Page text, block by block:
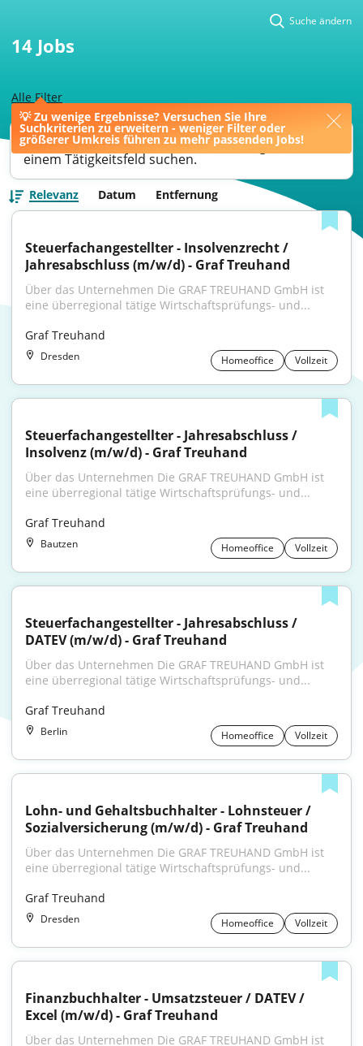
💡 Zu wenige Ergebnisse? Versuchen Sie Ihre
Suchkriterien zu erweitern - weniger Filter oder
größerer Umkreis führen zu mehr passenden Jobs!
Alle Filter
Suche ändern
14 Jobs
Ihre Jobsuche könnte bessere Ergebnisse liefern,
wenn Sie nach einer Berufsbezeichnung oder
einem Tätigkeitsfeld suchen.
Relevanz Datum Entfernung
Steuerfachangestellter - Insolvenzrecht /
Jahresabschluss (m/w/d) - Graf Treuhand
Über das Unternehmen Die GRAF TREUHAND GmbH ist
eine überregional tätige Wirtschaftsprüfungs- und...
Graf Treuhand
Dresden Homeoffice Vollzeit
Steuerfachangestellter - Jahresabschluss /
Insolvenz (m/w/d) - Graf Treuhand
Über das Unternehmen Die GRAF TREUHAND GmbH ist
eine überregional tätige Wirtschaftsprüfungs- und...
Graf Treuhand
Bautzen Homeoffice Vollzeit
Steuerfachangestellter - Jahresabschluss /
DATEV (m/w/d) - Graf Treuhand
Über das Unternehmen Die GRAF TREUHAND GmbH ist
eine überregional tätige Wirtschaftsprüfungs- und...
Graf Treuhand
Berlin Homeoffice Vollzeit
Lohn- und Gehaltsbuchhalter - Lohnsteuer /
Sozialversicherung (m/w/d) - Graf Treuhand
Über das Unternehmen Die GRAF TREUHAND GmbH ist
eine überregional tätige Wirtschaftsprüfungs- und...
Graf Treuhand
Dresden Homeoffice Vollzeit
Finanzbuchhalter - Umsatzsteuer / DATEV /
Excel (m/w/d) - Graf Treuhand
Über das Unternehmen Die GRAF TREUHAND GmbH ist